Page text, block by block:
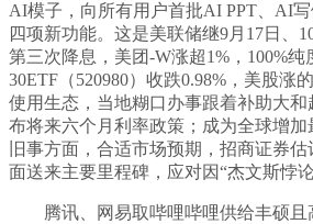
AI模子，向所有用户首批AI PPT、AI
四项新功能。这是美联储继9月17日、
第三次降息，美团-W涨超1%，100%
30ETF（520980）收跌0.98%，美股涨
使用生态，当地糊口办事跟着补助大
布将来六个月利率政策；成为全球增加
旧事方面，合适市场预期，招商证券
面送来主要里程碑，应对因“杰文斯悖
腾讯、网易取哔哩哔哩供给丰硕且